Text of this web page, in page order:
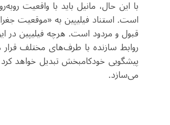
با این حال، مانیل باید با واقعیت
است. استناد فیلیپین به «موقعیت
قبول و مردود است. هرچه فیلیپین
روابط سازنده با طرف‌های مختلف
پیشگویی خودکامبخش تبدیل خواهد
می‌سازد.